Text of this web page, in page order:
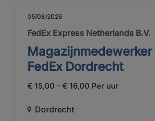
05/08/2026
FedEx Express Netherlands B.V.
Magazijnmedewerker
FedEx Dordrecht
€ 15,00 - € 16,00 Per uur
Dordrecht